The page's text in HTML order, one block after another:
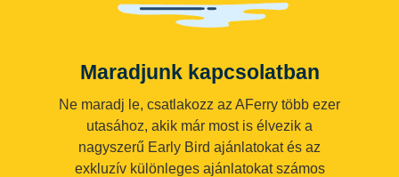
Maradjunk kapcsolatban
Ne maradj le, csatlakozz az AFerry több ezer
utasához, akik már most is élvezik a
nagyszerű Early Bird ajánlatokat és az
exkluzív különleges ajánlatokat számos